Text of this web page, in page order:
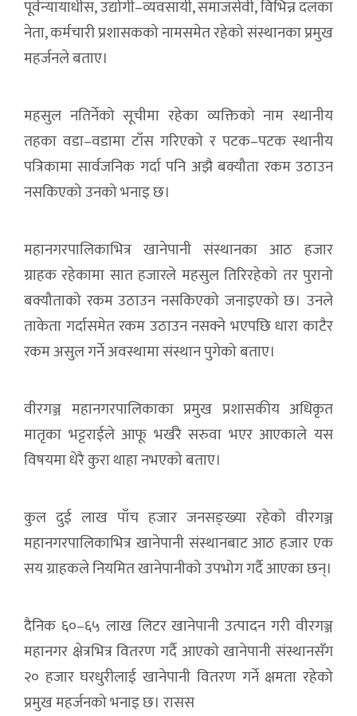
पूर्वन्यायाधीस, उद्योगी–व्यवसायी, समाजसेवी, विभिन्न दलका
नेता, कर्मचारी प्रशासकको नामसमेत रहेको संस्थानका प्रमुख
महर्जनले बताए।
महसुल नतिर्नेको सूचीमा रहेका व्यक्तिको नाम स्थानीय
तहका वडा–वडामा टाँस गरिएको र पटक–पटक स्थानीय
पत्रिकामा सार्वजनिक गर्दा पनि अझै बक्यौता रकम उठाउन
नसकिएको उनको भनाइ छ।
महानगरपालिकाभित्र खानेपानी संस्थानका आठ हजार
ग्राहक रहेकामा सात हजारले महसुल तिरिरहेको तर पुरानो
बक्यौताको रकम उठाउन नसकिएको जनाइएको छ। उनले
ताकेता गर्दासमेत रकम उठाउन नसक्ने भएपछि धारा काटैर
रकम असुल गर्ने अवस्थामा संस्थान पुगेको बताए।
वीरगञ्ज महानगरपालिकाका प्रमुख प्रशासकीय अधिकृत
मातृका भट्टराईले आफू भर्खरै सरुवा भएर आएकाले यस
विषयमा धेरै कुरा थाहा नभएको बताए।
कुल दुई लाख पाँच हजार जनसङ्ख्या रहेको वीरगञ्ज
महानगरपालिकाभित्र खानेपानी संस्थानबाट आठ हजार एक
सय ग्राहकले नियमित खानेपानीको उपभोग गर्दै आएका छन्।
दैनिक ६०–६५ लाख लिटर खानेपानी उत्पादन गरी वीरगञ्ज
महानगर क्षेत्रभित्र वितरण गर्दै आएको खानेपानी संस्थानसँग
२० हजार घरधुरीलाई खानेपानी वितरण गर्ने क्षमता रहेको
प्रमुख महर्जनको भनाइ छ। रासस